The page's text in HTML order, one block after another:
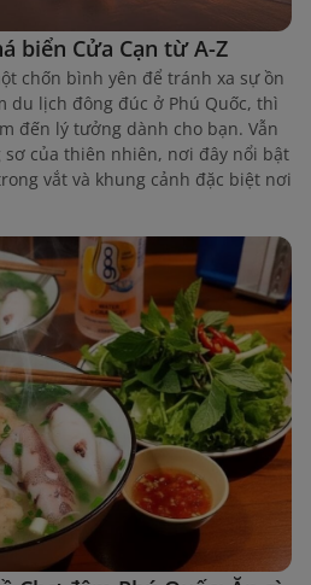
biển Cửa Cạn từ A-Z
chốn bình yên để tránh xa sự ồn
du lịch đông đúc ở Phú Quốc, thì
đến lý tưởng dành cho bạn. Vẫn
sơ của thiên nhiên, nơi đây nổi bật
vắt và khung cảnh đặc biệt nơi